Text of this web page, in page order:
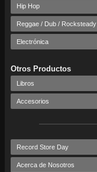
Hip Hop
Reggae / Dub / Rocksteady
Electrónica
Otros Productos
Libros
Accesorios
Record Store Day
Acerca de Nosotros